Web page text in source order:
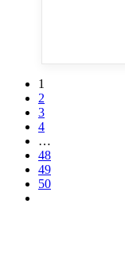
1
2
3
4
…
48
49
50